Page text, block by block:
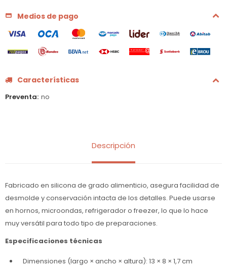
Medios de pago
Características
Preventa no
Descripción
Fabricado en silicona de grado alimenticio, asegura facilidad de
desmolde y conservación intacta de los detalles. Puede usarse
en hornos, microondas, refrigerador o freezer, lo que lo hace
muy versátil para todo tipo de preparaciones.
Especificaciones técnicas
Dimensiones (largo × ancho × altura): 13 × 8 × 1,7 cm